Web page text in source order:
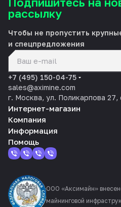
рассылку
Чтобы не пропустить
и спецпредложения
+7 (495) 150-04-75
sales@aximine.com
г. Москва, ул. Поликарпова 27,
Интернет-магазин
Компания
Информация
Помощь
ООО «Аксимайн»
майнинговой